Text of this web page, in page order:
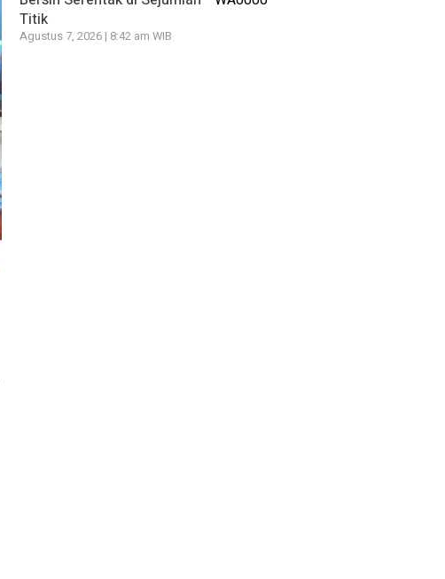
Titik
Agustus 7, 2026 | 8:42 am WIB